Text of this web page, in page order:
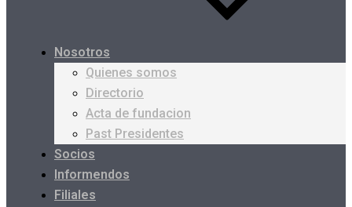
Nosotros
Quienes somos
Directorio
Acta de fundacion
Past Presidentes
Socios
Informendos
Filiales